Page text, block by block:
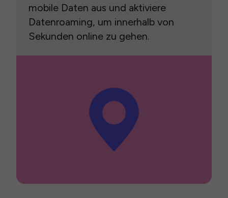
mobile Daten aus und aktiviere
Datenroaming, um innerhalb von
Sekunden online zu gehen.